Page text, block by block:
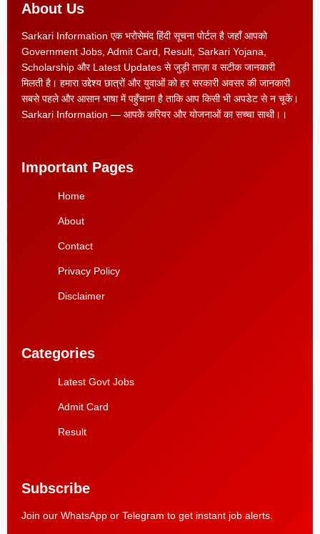
About Us
Sarkari Information एक भरोसेमंद हिंदी सूचना पोर्टल है जहाँ आपको
Government Jobs, Admit Card, Result, Sarkari Yojana,
Scholarship और Latest Updates से जुड़ी ताज़ा व सटीक जानकारी
मिलती है। हमारा उद्देश्य छात्रों और युवाओं को हर सरकारी अवसर की जानकारी
सबसे पहले और आसान भाषा में पहुँचाना है ताकि आप किसी भी अपडेट से न चूकें।
Sarkari Information — आपके करियर और योजनाओं का सच्चा साथी।।
Important Pages
Home
About
Contact
Privacy Policy
Disclaimer
Categories
Latest Govt Jobs
Admit Card
Result
Subscribe
Join our WhatsApp or Telegram to get instant job alerts.